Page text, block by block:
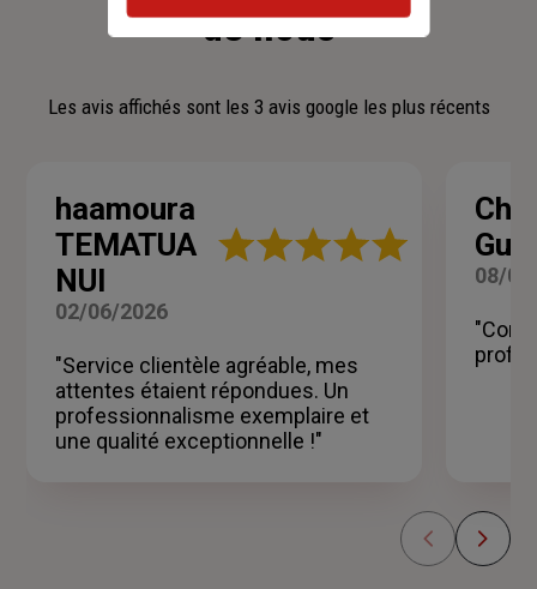
de nous
Les avis affichés sont les 3 avis google les plus récents
haamoura
TEMATUA
NUI
Note
étoiles
02/06/2026
"Service clientèle agréable, mes
attentes étaient répondues. Un
professionnalisme exemplaire et
une qualité exceptionnelle !"
08/